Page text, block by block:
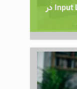
راهکار برای رفع تأخیر ورودی Input Lag در